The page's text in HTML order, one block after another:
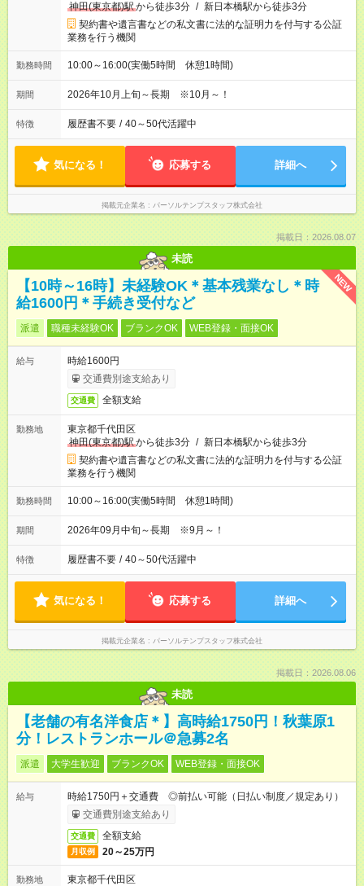
神田(東京都)駅から徒歩3分 / 新日本橋駅から徒歩3分
契約書や遺言書などの私文書に法的な証明力を付与する公証
業務を行う機関
勤務時間 10:00～16:00(実働5時間 休憩1時間)
期間 2026年10月上旬～長期 ※10月～！
特徴 履歴書不要 / 40～50代活躍中
気になる！ 応募する 詳細へ
掲載元企業名 パーソルテンプスタッフ株式会社
掲載日：2026.08.07
未読
NEW
【10時～16時】未経験OK＊基本残業なし＊時
給1600円＊手続き受付など
派遣 職種未経験OK ブランクOK WEB登録・面接OK
給与
時給1600円
交通費別途支給あり
交通費 全額支給
勤務地
東京都千代田区
神田(東京都)駅から徒歩3分 / 新日本橋駅から徒歩3分
契約書や遺言書などの私文書に法的な証明力を付与する公証
業務を行う機関
勤務時間 10:00～16:00(実働5時間 休憩1時間)
期間 2026年09月中旬～長期 ※9月～！
特徴 履歴書不要 / 40～50代活躍中
気になる！ 応募する 詳細へ
掲載元企業名 パーソルテンプスタッフ株式会社
掲載日：2026.08.06
未読
【老舗の有名洋食店＊】高時給1750円！秋葉原1
分！レストランホール＠急募2名
派遣 大学生歓迎 ブランクOK WEB登録・面接OK
給与
時給1750円＋交通費 ◎前払い可能（日払い制度／規定あり）
交通費別途支給あり
交通費 全額支給
月収例 20～25万円
勤務地
東京都千代田区